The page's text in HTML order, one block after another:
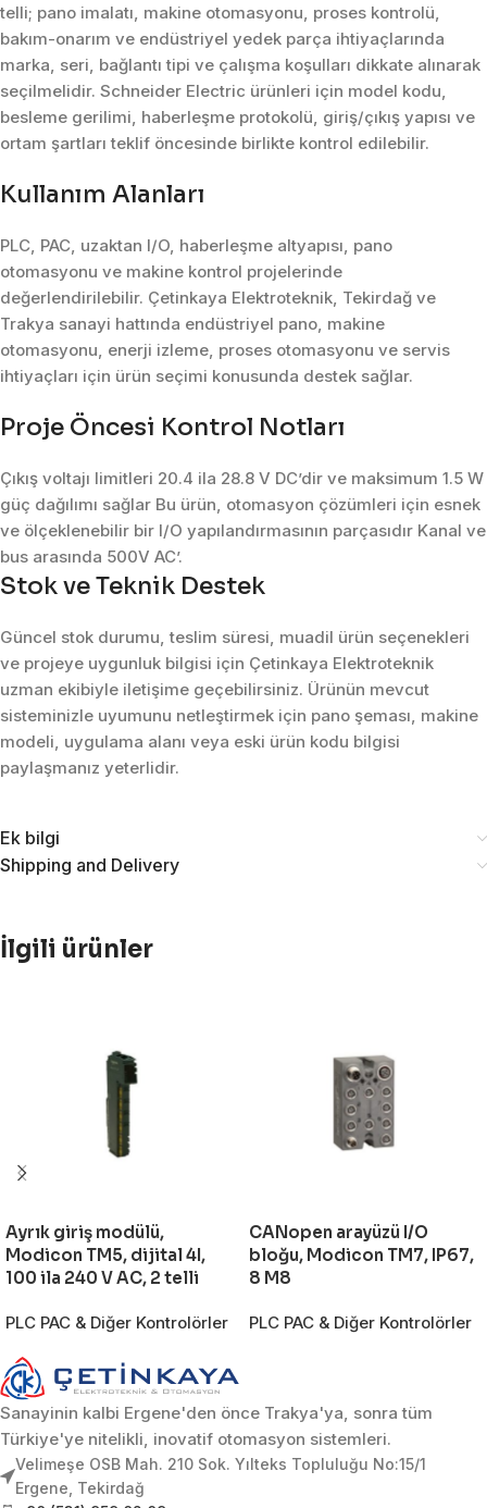
telli; pano imalatı, makine otomasyonu, proses kontrolü,
bakım-onarım ve endüstriyel yedek parça ihtiyaçlarında
marka, seri, bağlantı tipi ve çalışma koşulları dikkate alınarak
seçilmelidir. Schneider Electric ürünleri için model kodu,
besleme gerilimi, haberleşme protokolü, giriş/çıkış yapısı ve
ortam şartları teklif öncesinde birlikte kontrol edilebilir.
Kullanım Alanları
PLC, PAC, uzaktan I/O, haberleşme altyapısı, pano
otomasyonu ve makine kontrol projelerinde
değerlendirilebilir. Çetinkaya Elektroteknik, Tekirdağ ve
Trakya sanayi hattında endüstriyel pano, makine
otomasyonu, enerji izleme, proses otomasyonu ve servis
ihtiyaçları için ürün seçimi konusunda destek sağlar.
Proje Öncesi Kontrol Notları
Çıkış voltajı limitleri 20.4 ila 28.8 V DC’dir ve maksimum 1.5 W
güç dağılımı sağlar Bu ürün, otomasyon çözümleri için esnek
ve ölçeklenebilir bir I/O yapılandırmasının parçasıdır Kanal ve
bus arasında 500V AC’.
Stok ve Teknik Destek
Güncel stok durumu, teslim süresi, muadil ürün seçenekleri
ve projeye uygunluk bilgisi için Çetinkaya Elektroteknik
uzman ekibiyle iletişime geçebilirsiniz. Ürünün mevcut
sisteminizle uyumunu netleştirmek için pano şeması, makine
modeli, uygulama alanı veya eski ürün kodu bilgisi
paylaşmanız yeterlidir.
Ek bilgi
Shipping and Delivery
İlgili ürünler
Ayrık giriş modülü,
Modicon TM5, dijital 4I,
100 ila 240 V AC, 2 telli
PLC PAC & Diğer Kontrolörler
CANopen arayüzü I/O
bloğu, Modicon TM7, IP67,
8 M8
PLC PAC & Diğer Kontrolörler
Sanayinin kalbi Ergene'den önce Trakya'ya, sonra tüm
Türkiye'ye nitelikli, inovatif otomasyon sistemleri.
Velimeşe OSB Mah. 210 Sok. Yılteks Topluluğu No:15/1
Ergene, Tekirdağ